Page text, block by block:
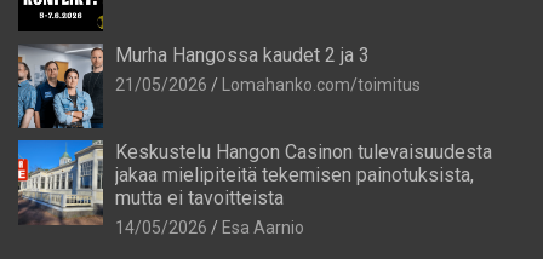
Murha Hangossa kaudet 2 ja 3
21/05/2026 Lomahanko.com/toimitus
Keskustelu Hangon Casinon tulevaisuudesta
jakaa mielipiteitä tekemisen painotuksista,
mutta ei tavoitteista
14/05/2026 Esa Aarnio